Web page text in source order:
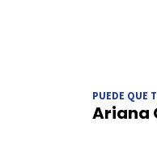
PUEDE QUE
Ariana